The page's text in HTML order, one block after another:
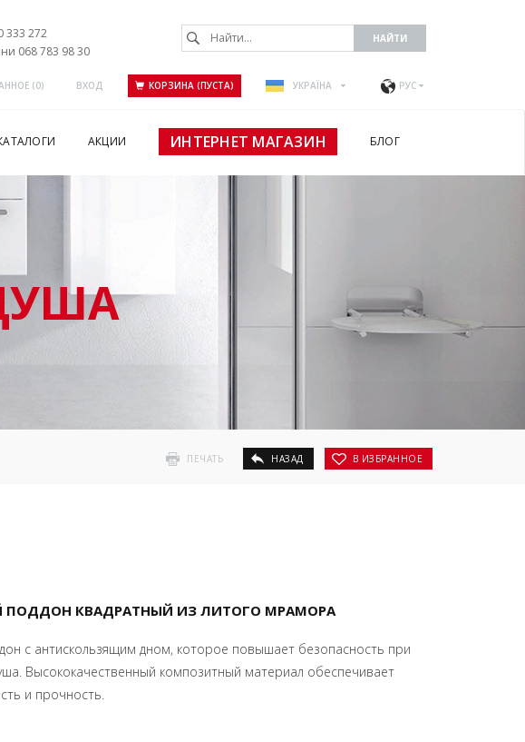
333 272
068 783 98 30
(0) ВХОД КОРЗИНА (ПУСТА) УКРАЇНА РУС
АКЦИИ ИНТЕРНЕТ МАГАЗИН БЛОГ
ПЕЧАТЬ НАЗАД В ИЗБРАННОЕ
ПОДДОН КВАДРАТНЫЙ ИЗ ЛИТОГО МРАМОРА
с антискользящим дном, которое повышает безопасность при
Высококачественный композитный материал обеспечивает
и прочность.